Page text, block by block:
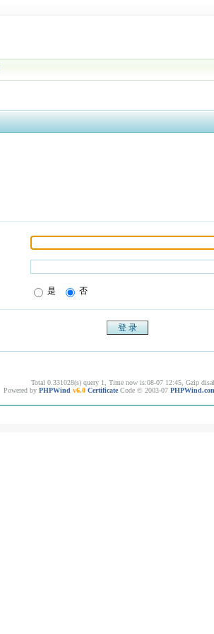
是 否
Total 0.331028(s) query 1, Time now is:08-07 12:45, Gzip
Powered by PHPWind v6.0 Certificate Code © 2003-07